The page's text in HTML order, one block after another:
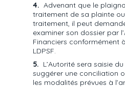
Advenant que le
traitement de sa plainte
traitement, il peut
examiner son dossier par
Financiers conformément
LDPSF.
L’Autorité sera saisie
suggérer une conciliation
les modalités prévues à